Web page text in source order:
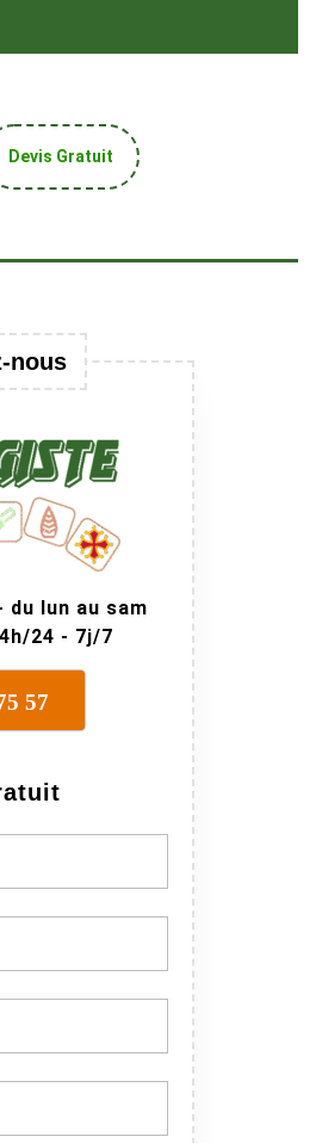
Devis Gratuit Get
A
nous
du lun au sam
24 - 7j/7
57